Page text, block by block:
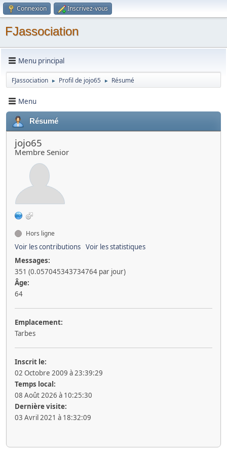
Connexion Inscrivez-vous
FJassociation
Menu principal
FJassociation ► Profil de jojo65 ► Résumé
Menu
Résumé
jojo65
Membre Senior
Hors ligne
Voir les contributions Voir les statistiques
Messages:
351 (0.057045343734764 par jour)
Âge:
64
Emplacement:
Tarbes
Inscrit le:
02 Octobre 2009 à 23:39:29
Temps local:
08 Août 2026 à 10:25:30
Dernière visite:
03 Avril 2021 à 18:32:09